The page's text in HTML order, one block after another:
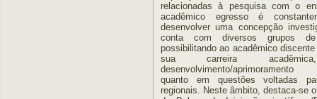
relacionadas à pesquisa com o
acadêmico egresso é
desenvolver uma concepção
conta com diversos grupos de
possibilitando ao acadêmico
sua carreira
desenvolvimento/aprimoramento
quanto em questões voltadas
regionais. Neste âmbito, destaca-se